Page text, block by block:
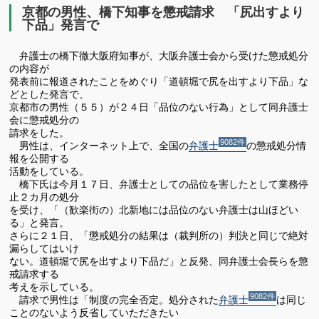
京都の男性、橋下知事を懲戒請求 「尻出すより
下品」発言で
弁護士の橋下徹大阪府知事が、大阪弁護士会から受けた懲戒処分
の内容が
発表前に報道されたことをめぐり「道頓堀で尻を出すより下品」な
どとした発言で、
京都市の男性（５５）が２４日「品位のない行為」として同弁護士
会に懲戒処分の
請求をした。
男性は、インターネット上で、全国の弁護士9082件 の懲戒処分情
報を公開する
活動をしている。
橋下氏は今月１７日、弁護士としての品位を害したとして業務停
止２カ月の処分
を受け、「（歓楽街の）北新地には品位のない弁護士は山ほどい
る」と発言。
さらに２１日、「懲戒処分の結果は（裁判所の）判決と同じで絶対
漏らしてはいけ
ない。道頓堀で尻を出すより下品だ」と反発、同弁護士会長らを懲
戒請求する
考えを示している。
請求で男性は「制度の完全否定。処分された弁護士9082件 は同じ
ことのないよう反省していただきたい